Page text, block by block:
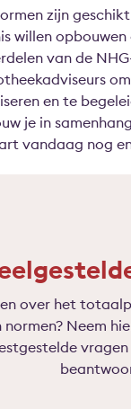
zijn
willen
van de
en te
je in
vandaag nog
over het
Neem